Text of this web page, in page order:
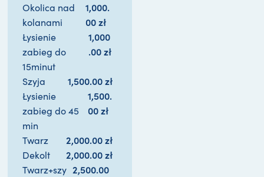
Okolica nad
kolanami
1,000.
00 zł
Łysienie
zabieg do
15minut
1,000
.00 zł
Szyja 1,500.00 zł
Łysienie
zabieg do 45
min
1,500.
00 zł
Twarz 2,000.00 zł
Dekolt 2,000.00 zł
Twarz+szy 2,500.00